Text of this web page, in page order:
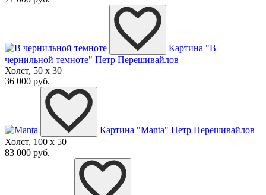
Картина "В
чернильной темноте" Петр Перешивайлов
Холст, 50 x 30
36 000 руб.
Картина "Manta" Петр Перешивайлов
Холст, 100 x 50
83 000 руб.